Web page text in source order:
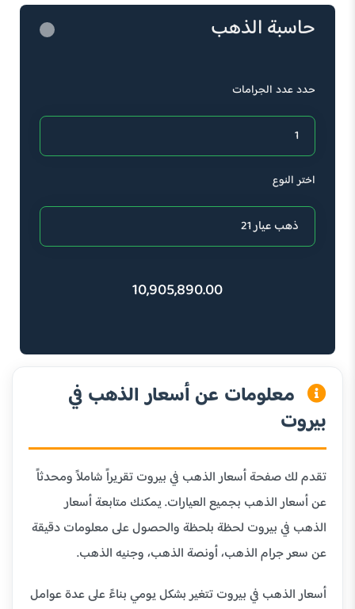
حاسبة الذهب
حدد عدد الجرامات
اختر النوع
10,905,890.00
معلومات عن أسعار الذهب في
بيروت
تقدم لك صفحة أسعار الذهب في بيروت تقريراً شاملاً ومحدثاً
عن أسعار الذهب بجميع العيارات. يمكنك متابعة أسعار
الذهب في بيروت لحظة بلحظة والحصول على معلومات دقيقة
عن سعر جرام الذهب، أونصة الذهب، وجنيه الذهب.
أسعار الذهب في بيروت تتغير بشكل يومي بناءً على عدة عوامل